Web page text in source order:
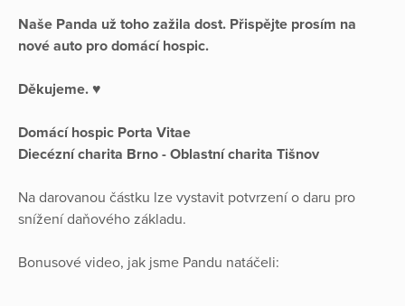
Naše Panda už toho zažila dost. Přispějte prosím na
nové auto pro domácí hospic.
Děkujeme. ♥
Domácí hospic Porta Vitae
Diecézní charita Brno - Oblastní charita Tišnov
Na darovanou částku lze vystavit potvrzení o daru pro
snížení daňového základu.
Bonusové video, jak jsme Pandu natáčeli: